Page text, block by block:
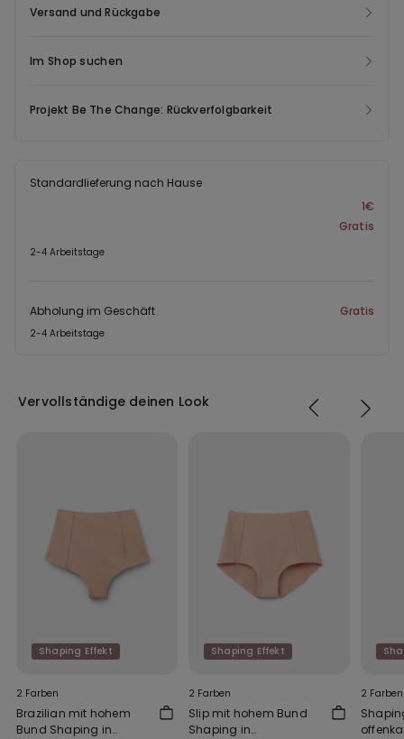
hinten.
Versand und Rückgabe
Im Shop suchen
Projekt Be The Change: Rückverfolgbarkeit
Standardlieferung nach Hause
1€
Gratis
2-4 Arbeitstage
Abholung im Geschäft Gratis
2-4 Arbeitstage
Vervollständige deinen Look
Shaping Effekt
2 Farben
Brazilian mit hohem
Bund Shaping in
Shaping Effekt
2 Farben
Slip mit hohem Bund
Shaping in
2 Farben